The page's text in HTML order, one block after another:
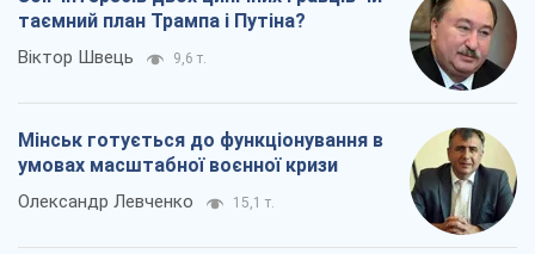
таємний план Трампа і Путіна?
Віктор Швець 9,6 т.
Мінськ готується до функціонування в
умовах масштабної воєнної кризи
Олександр Левченко 15,1 т.